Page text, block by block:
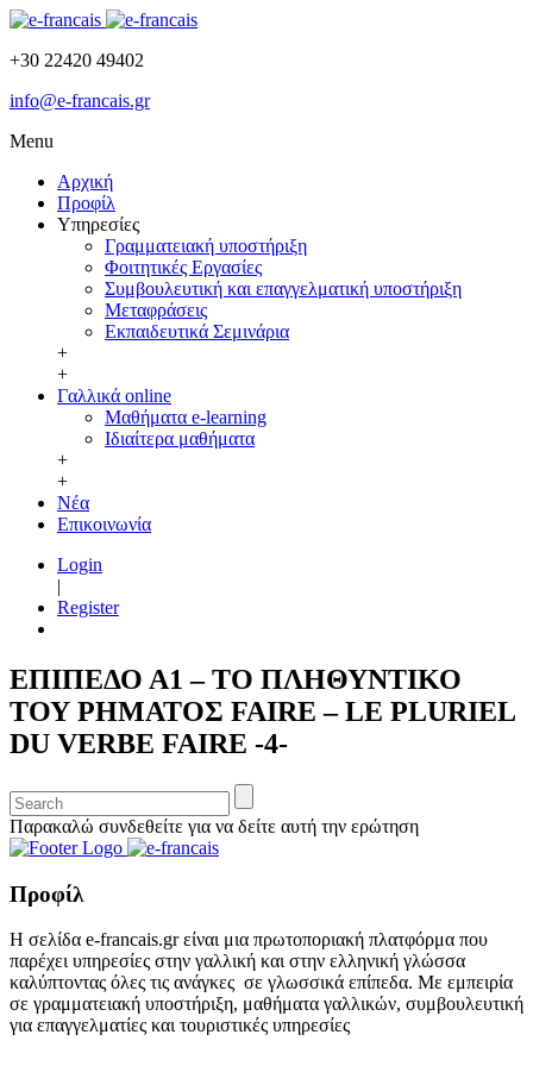
+30 22420 49402
info@e-francais.gr
Menu
Αρχική
Προφίλ
Υπηρεσίες
Γραμματειακή υποστήριξη
Φοιτητικές Εργασίες
Συμβουλευτική και επαγγελματική υποστήριξη
Μεταφράσεις
Εκπαιδευτικά Σεμινάρια
+
+
Γαλλικά online
Μαθήματα e-learning
Ιδιαίτερα μαθήματα
+
+
Νέα
Επικοινωνία
Login
|
Register
ΕΠΙΠΕΔΟ Α1 – ΤΟ ΠΛΗΘΥΝΤΙΚΟ
ΤΟΥ ΡΗΜΑΤΟΣ FAIRE – LE PLURIEL
DU VERBE FAIRE -4-
Παρακαλώ συνδεθείτε για να δείτε αυτή την ερώτηση
Προφίλ
Η σελίδα e-francais.gr είναι μια πρωτοποριακή πλατφόρμα που
παρέχει υπηρεσίες στην γαλλική και στην ελληνική γλώσσα
καλύπτοντας όλες τις ανάγκες σε γλωσσικά επίπεδα. Με εμπειρία
σε γραμματειακή υποστήριξη, μαθήματα γαλλικών, συμβουλευτική
για επαγγελματίες και τουριστικές υπηρεσίες